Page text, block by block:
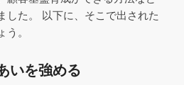
した。 以下に、そこで出された
。
いを強める